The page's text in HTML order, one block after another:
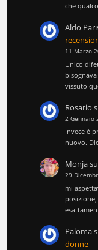
che
Aldo
11 Marzo
Unico
vissuto
Rosario
2 Gennaio
Invece è
nuovo.
Monjasu
29
mi
Paloma
donne